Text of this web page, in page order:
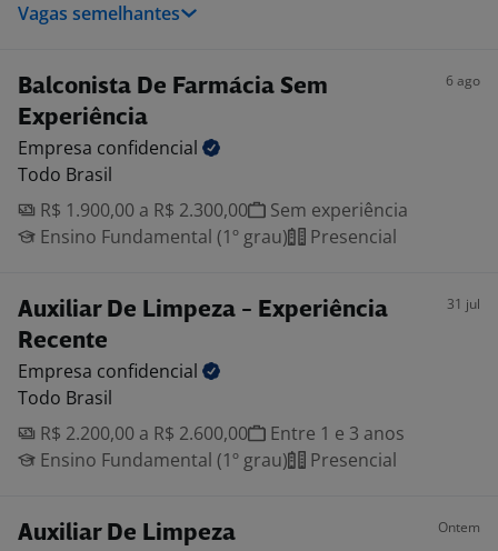
Vagas semelhantes
Balconista De Farmácia Sem
Experiência
6 ago
Empresa confidencial
Todo Brasil
R$ 1.900,00 a R$ 2.300,00
Sem experiência
Ensino Fundamental (1º grau)
Presencial
Auxiliar De Limpeza - Experiência
Recente
31 jul
Empresa confidencial
Todo Brasil
R$ 2.200,00 a R$ 2.600,00
Entre 1 e 3 anos
Ensino Fundamental (1º grau)
Presencial
Auxiliar De Limpeza Ontem